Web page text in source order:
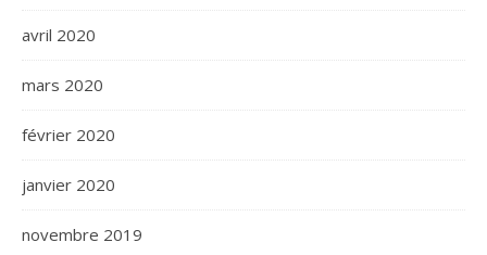
avril 2020
mars 2020
février 2020
janvier 2020
novembre 2019